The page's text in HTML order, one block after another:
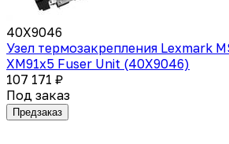
40X9046
Узел термозакрепления Lexmark
XM91x5 Fuser Unit (40X9046)
107 171 ₽
Под заказ
Предзаказ